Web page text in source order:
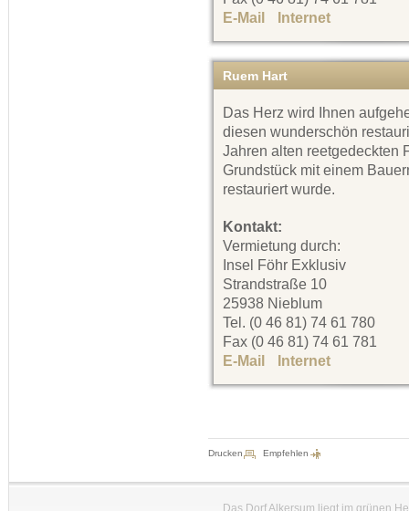
E-Mail
Internet
Ruem Hart
Das Herz wird Ihnen
diesen wunderschön
Jahren alten reetgedeckten
Grundstück mit einem
restauriert wurde.
Kontakt:
Vermietung durch:
Insel Föhr Exklusiv
Strandstraße 10
25938 Nieblum
Tel. (0 46 81) 74 61 780
Fax (0 46 81) 74 61 781
E-Mail
Internet
Drucken Empfehlen
Das Dorf Alkersum liegt im grünen